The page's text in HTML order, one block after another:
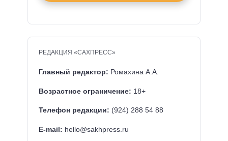
РЕДАКЦИЯ «САХПРЕСС»
Главный редактор: Ромахина А.А.
Возрастное ограничение: 18+
Телефон редакции: (924) 288 54 88
E-mail: hello@sakhpress.ru